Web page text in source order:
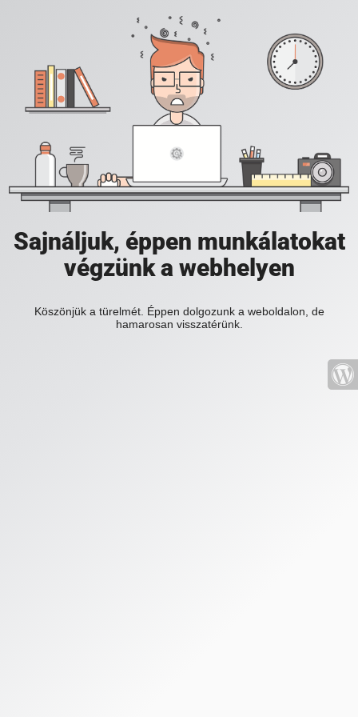
Sajnáljuk, éppen munkálatokat
végzünk a webhelyen
Köszönjük a türelmét. Éppen dolgozunk a weboldalon, de
hamarosan visszatérünk.